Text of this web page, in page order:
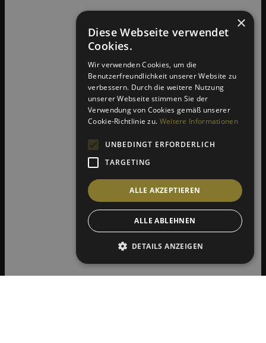
×
Diese Webseite verwendet
Cookies.
Wir verwenden Cookies, um die
Benutzerfreundlichkeit unserer Website zu
verbessern. Durch die weitere Nutzung
unserer Webseite stimmen Sie der
Verwendung von Cookies gemäß unserer
Cookie-Richtlinie zu. Weitere Informationen
UNBEDINGT ERFORDERLICH
TARGETING
ALLE AKZEPTIEREN
ALLE ABLEHNEN
DETAILS ANZEIGEN